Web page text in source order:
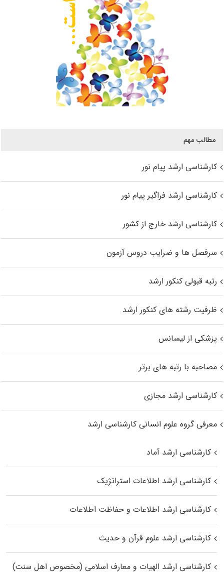
مطالب مهم
کارشناسی ارشد پیام نور
کارشناسی ارشد فراگیر پیام نور
کارشناسی ارشد خارج از کشور
سرفصل ها و ضرایب دروس آزمون
رتبه قبولی کنکور ارشد
ظرفیت رشته های کنکور ارشد
پزشکی از لیسانس
مصاحبه با رتبه های برتر
کارشناسی ارشد مجازی
معرفی گروه علوم انسانی کارشناسی ارشد
کارشناسی ارشد آماد
کارشناسی ارشد اطلاعات استراتژیک
کارشناسی ارشد اطلاعات و حفاظت اطلاعات
کارشناسی ارشد علوم قرآن و حدیث
کارشناسی ارشد الهیات و معارف اسلامی (مخصوص اهل سنت)